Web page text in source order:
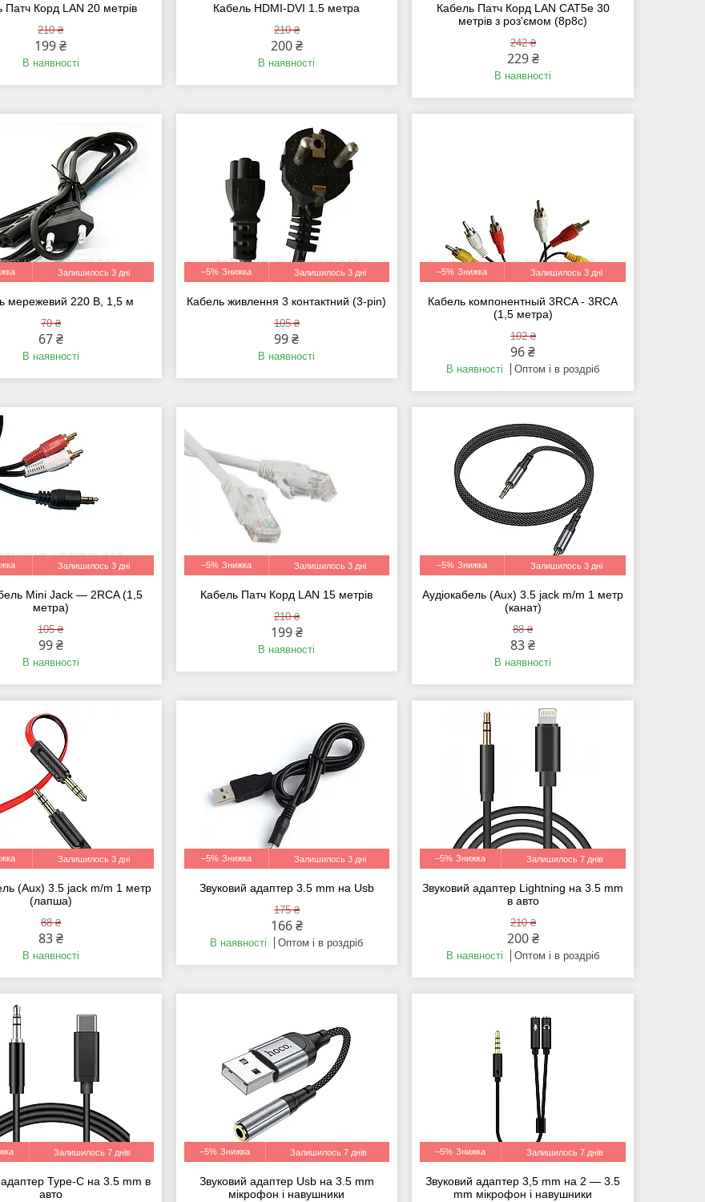
Патч Корд LAN 20 метрів
210 ₴
199 ₴
В наявності
Кабель HDMI-DVI 1.5 метра
210 ₴
200 ₴
В наявності
Кабель Патч Корд LAN CAT5е 30
метрів з роз'ємом (8p8c)
242 ₴
229 ₴
В наявності
Залишилось 3 дні
мережевий 220 В, 1,5 м
70 ₴
67 ₴
В наявності
–5% Залишилось 3 дні
Кабель живлення 3 контактний (3-pin)
105 ₴
99 ₴
В наявності
–5% Залишилось 3 дні
Кабель компонентный 3RCA - 3RCA
(1,5 метра)
102 ₴
96 ₴
В наявності Оптом і в роздріб
Залишилось 3 дні
Mini Jack — 2RCA (1,5
метра)
105 ₴
99 ₴
В наявності
–5% Залишилось 3 дні
Кабель Патч Корд LAN 15 метрів
210 ₴
199 ₴
В наявності
–5% Залишилось 3 дні
Аудіокабель (Aux) 3.5 jack m/m 1 метр
(канат)
88 ₴
83 ₴
В наявності
Залишилось 3 дні
(Aux) 3.5 jack m/m 1 метр
(лапша)
88 ₴
83 ₴
В наявності
–5% Залишилось 3 дні
Звуковий адаптер 3.5 mm на Usb
175 ₴
166 ₴
В наявності Оптом і в роздріб
–5% Залишилось 7 днів
Звуковий адаптер Lightning на 3.5 mm
в авто
210 ₴
200 ₴
В наявності Оптом і в роздріб
Залишилось 7 днів
Type-C на 3.5 mm в
авто
–5% Залишилось 7 днів
Звуковий адаптер Usb на 3.5 mm
мікрофон і навушники
–5% Залишилось 7 днів
Звуковий адаптер 3,5 mm на 2 — 3.5
mm мікрофон і навушники